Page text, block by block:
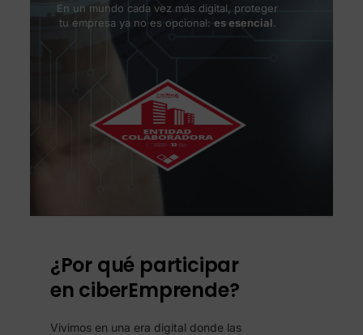
En un mundo cada vez más digital, proteger
tu empresa ya no es opcional: es esencial
¿Por qué participar
en ciberEmprende?
Vivimos en una era digital donde las